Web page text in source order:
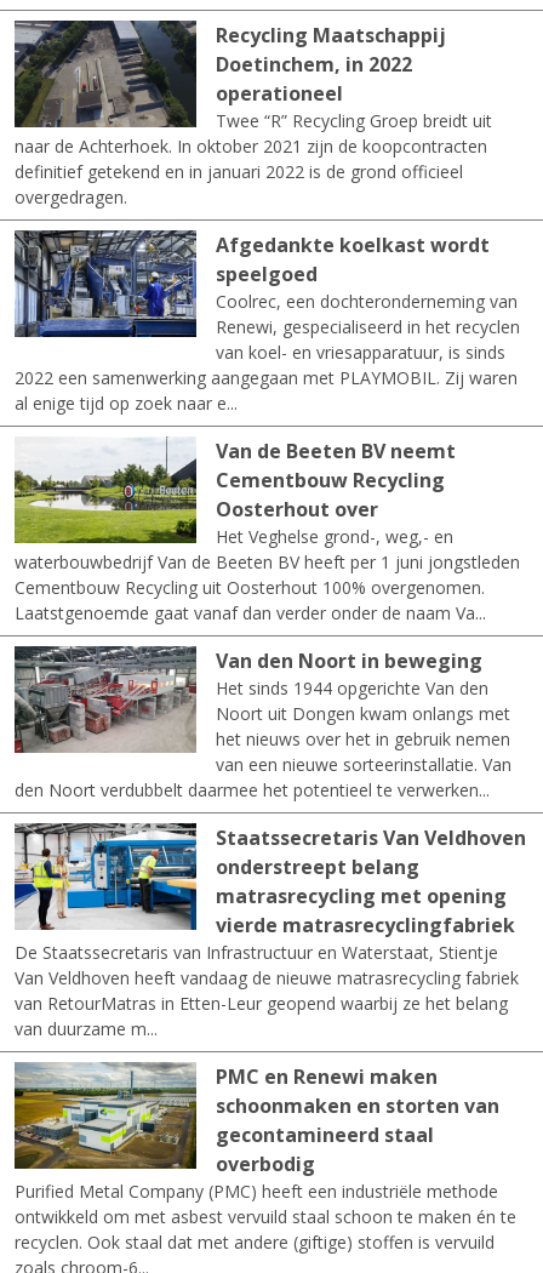
Recycling Maatschappij
Doetinchem, in 2022
operationeel
Twee “R” Recycling Groep breidt uit
naar de Achterhoek. In oktober 2021 zijn de koopcontracten
definitief getekend en in januari 2022 is de grond officieel
overgedragen.
Afgedankte koelkast wordt
speelgoed
Coolrec, een dochteronderneming van
Renewi, gespecialiseerd in het recyclen
van koel- en vriesapparatuur, is sinds
2022 een samenwerking aangegaan met PLAYMOBIL. Zij waren
al enige tijd op zoek naar e...
Van de Beeten BV neemt
Cementbouw Recycling
Oosterhout over
Het Veghelse grond-, weg,- en
waterbouwbedrijf Van de Beeten BV heeft per 1 juni jongstleden
Cementbouw Recycling uit Oosterhout 100% overgenomen.
Laatstgenoemde gaat vanaf dan verder onder de naam Va...
Van den Noort in beweging
Het sinds 1944 opgerichte Van den
Noort uit Dongen kwam onlangs met
het nieuws over het in gebruik nemen
van een nieuwe sorteerinstallatie. Van
den Noort verdubbelt daarmee het potentieel te verwerken...
Staatssecretaris Van Veldhoven
onderstreept belang
matrasrecycling met opening
vierde matrasrecyclingfabriek
De Staatssecretaris van Infrastructuur en Waterstaat, Stientje
Van Veldhoven heeft vandaag de nieuwe matrasrecycling fabriek
van RetourMatras in Etten-Leur geopend waarbij ze het belang
van duurzame m...
PMC en Renewi maken
schoonmaken en storten van
gecontamineerd staal
overbodig
Purified Metal Company (PMC) heeft een industriële methode
ontwikkeld om met asbest vervuild staal schoon te maken én te
recyclen. Ook staal dat met andere (giftige) stoffen is vervuild
zoals chroom-6...